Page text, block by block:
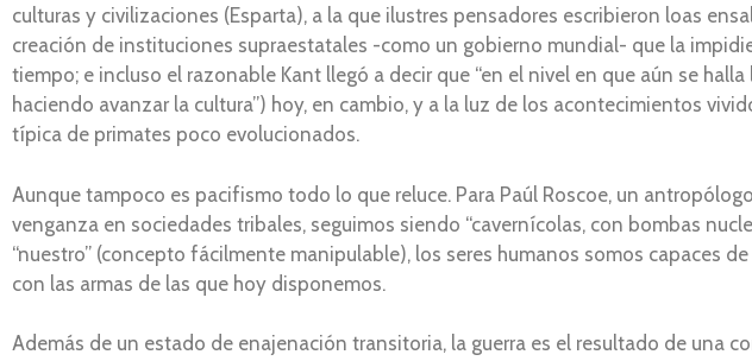
culturas y civilizaciones (Esparta), a la que ilustres pensadores escribieron loas
creación de instituciones supraestatales -como un gobierno mundial- que la
tiempo; e incluso el razonable Kant llegó a decir que “en el nivel en que aún se
haciendo avanzar la cultura”) hoy, en cambio, y a la luz de los acontecimientos
típica de primates poco evolucionados.
Aunque tampoco es pacifismo todo lo que reluce. Para Paúl Roscoe, un
venganza en sociedades tribales, seguimos siendo “cavernícolas, con bombas
“nuestro” (concepto fácilmente manipulable), los seres humanos somos capaces
con las armas de las que hoy disponemos.
Además de un estado de enajenación transitoria, la guerra es el resultado de una